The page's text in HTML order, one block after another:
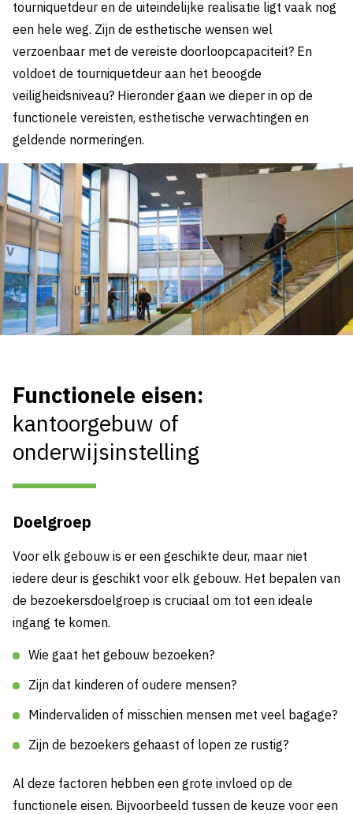
tourniquetdeur en de uiteindelijke realisatie ligt vaak nog
een hele weg. Zijn de esthetische wensen wel
verzoenbaar met de vereiste doorloopcapaciteit? En
voldoet de tourniquetdeur aan het beoogde
veiligheidsniveau? Hieronder gaan we dieper in op de
functionele vereisten, esthetische verwachtingen en
geldende normeringen.
Functionele eisen:
kantoorgebuw of
onderwijsinstelling
Doelgroep
Voor elk gebouw is er een geschikte deur, maar niet
iedere deur is geschikt voor elk gebouw. Het bepalen van
de bezoekersdoelgroep is cruciaal om tot een ideale
ingang te komen.
Wie gaat het gebouw bezoeken?
Zijn dat kinderen of oudere mensen?
Mindervaliden of misschien mensen met veel bagage?
Zijn de bezoekers gehaast of lopen ze rustig?
Al deze factoren hebben een grote invloed op de
functionele eisen. Bijvoorbeeld tussen de keuze voor een